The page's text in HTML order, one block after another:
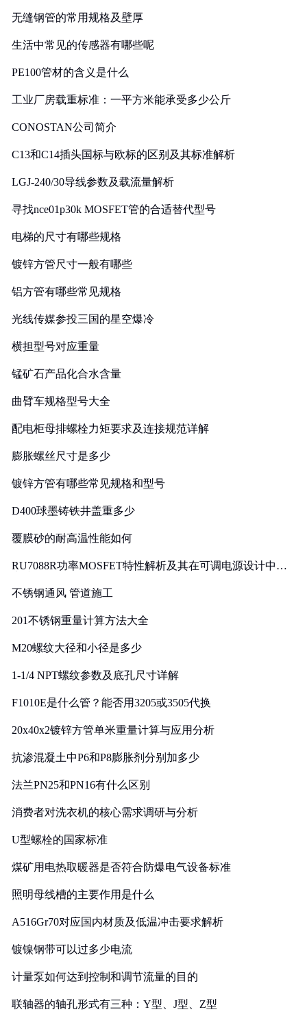
无缝钢管的常用规格及壁厚
生活中常见的传感器有哪些呢
PE100管材的含义是什么
工业厂房载重标准：一平方米能承受多少公斤
CONOSTAN公司简介
C13和C14插头国标与欧标的区别及其标准解析
LGJ-240/30导线参数及载流量解析
寻找nce01p30k MOSFET管的合适替代型号
电梯的尺寸有哪些规格
镀锌方管尺寸一般有哪些
铝方管有哪些常见规格
光线传媒参投三国的星空爆冷
横担型号对应重量
锰矿石产品化合水含量
曲臂车规格型号大全
配电柜母排螺栓力矩要求及连接规范详解
膨胀螺丝尺寸是多少
镀锌方管有哪些常见规格和型号
D400球墨铸铁井盖重多少
覆膜砂的耐高温性能如何
RU7088R功率MOSFET特性解析及其在可调电源设计中的
不锈钢通风 管道施工
201不锈钢重量计算方法大全
M20螺纹大径和小径是多少
1-1/4 NPT螺纹参数及底孔尺寸详解
F1010E是什么管？能否用3205或3505代换
20x40x2镀锌方管单米重量计算与应用分析
抗渗混凝土中P6和P8膨胀剂分别加多少
法兰PN25和PN16有什么区别
消费者对洗衣机的核心需求调研与分析
U型螺栓的国家标准
煤矿用电热取暖器是否符合防爆电气设备标准
照明母线槽的主要作用是什么
A516Gr70对应国内材质及低温冲击要求解析
镀镍钢带可以过多少电流
计量泵如何达到控制和调节流量的目的
联轴器的轴孔形式有三种：Y型、J型、Z型